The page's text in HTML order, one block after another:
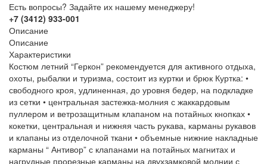
Есть вопросы? Задайте их нашему менеджеру!
+7 (3412) 933-001
Описание
Описание
Характеристики
Костюм летний “Геркон” рекомендуется для активного отдыха,
охоты, рыбалки и туризма, состоит из куртки и брюк Куртка: •
свободного кроя, удлиненная, до уровня бедер, на подкладке
из сетки • центральная застежка-молния с жаккардовым
пуллером и ветрозащитным клапаном на потайных кнопках •
кокетки, центральная и нижняя часть рукава, карманы рукавов
и клапаны из отделочной ткани • объемные нижние накладные
карманы “ Антивор” с клапанами на потайных магнитах и
нагрудные прорезные карманы на двухзамковой молнии с